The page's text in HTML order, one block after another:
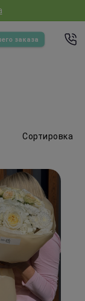
заказа
Сортировка